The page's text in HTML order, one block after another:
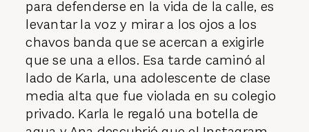
para defenderse en la vida de la calle, es
levantar la voz y mirar a los ojos a los
chavos banda que se acercan a exigirle
que se una a ellos. Esa tarde caminó al
lado de Karla, una adolescente de clase
media alta que fue violada en su colegio
privado. Karla le regaló una botella de